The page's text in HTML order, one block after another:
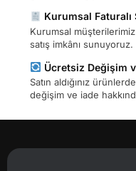
Kurumsal Faturalı
Kurumsal
satış imkânı sunuyoruz.
Ücretsiz Değişim
Satın aldığınız
değişim ve iade